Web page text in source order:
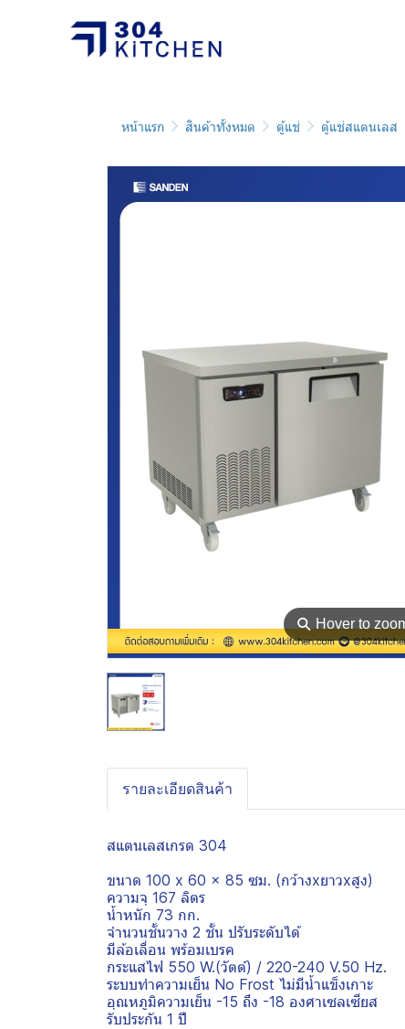
หน้าแรก สินค้าทั้งหมด ตู้แช่ ตู้แช่สแตนเลส
⚲Hover to
รายละเอียดสินค้า
สแตนเลสเกรด 304
ขนาด 100 x 60 x 85 ซม. (กว้างxยาวxสูง)
ความจุ 167 ลิตร
น้ำหนัก 73 กก.
จำนวนชั้นวาง 2 ชั้น ปรับระดับได้
มีล้อเลื่อน พร้อมเบรค
กระแสไฟ 550 W.(วัตต์) / 220-240 V.50 Hz.
ระบบทำความเย็น No Frost ไม่มีน้ำแข็งเกาะ
อุณหภูมิความเย็น -15 ถึง -18 องศาเซลเซียส
รับประกัน 1 ปี